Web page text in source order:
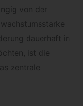
von der
dauerhaft in
ist die
zentrale